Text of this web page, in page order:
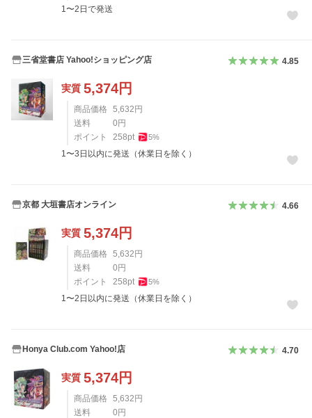
1〜2日で発送
三省堂書店 Yahoo!ショッピング店 4.85
実質 5,374円
商品価格 5,632円
送料
0円
ポイント
258pt 5%
1〜3日以内に発送（休業日を除く）
京都 大垣書店オンライン 4.66
実質 5,374円
商品価格 5,632円
送料
0円
ポイント
258pt 5%
1〜2日以内に発送（休業日を除く）
Honya Club.com Yahoo!店 4.70
実質 5,374円
商品価格 5,632円
送料
0円